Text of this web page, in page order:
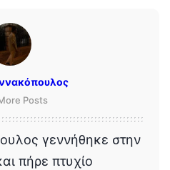
Posts
γεννήθηκε στην
πήρε πτυχίο